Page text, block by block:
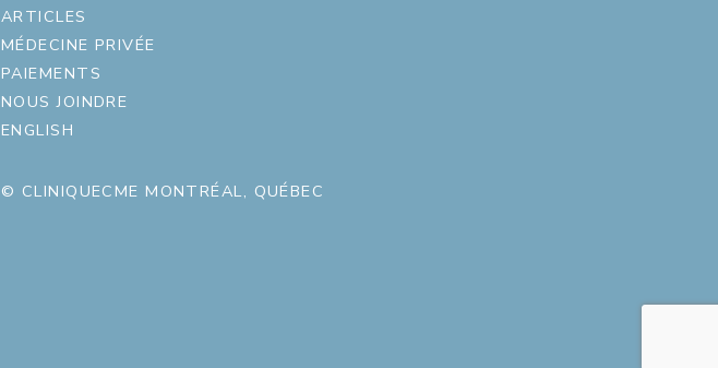
ARTICLES
MÉDECINE PRIVÉE
PAIEMENTS
NOUS JOINDRE
ENGLISH
© CLINIQUECME MONTRÉAL, QUÉBEC